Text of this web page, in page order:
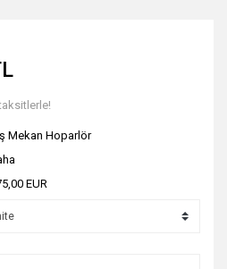
Mekan Hoparlör
EUR